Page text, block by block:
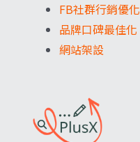
FB社群行銷優化
品牌口碑最佳化
網站架設